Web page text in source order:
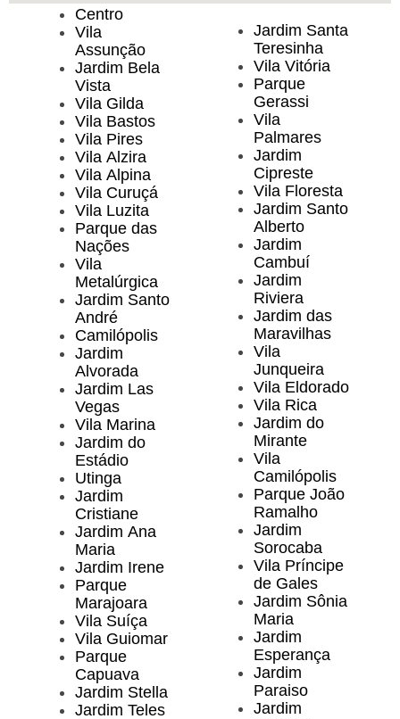
Centro
Vila
Assunção
Jardim Bela
Vista
Vila Gilda
Vila Bastos
Vila Pires
Vila Alzira
Vila Alpina
Vila Curuçá
Vila Luzita
Parque das
Nações
Vila
Metalúrgica
Jardim Santo
André
Camilópolis
Jardim
Alvorada
Jardim Las
Vegas
Vila Marina
Jardim do
Estádio
Utinga
Jardim
Cristiane
Jardim Ana
Maria
Jardim Irene
Parque
Marajoara
Vila Suíça
Vila Guiomar
Parque
Capuava
Jardim Stella
Jardim Teles
Jardim Santa
Teresinha
Vila Vitória
Parque
Gerassi
Vila
Palmares
Jardim
Cipreste
Vila Floresta
Jardim Santo
Alberto
Jardim
Cambuí
Jardim
Riviera
Jardim das
Maravilhas
Vila
Junqueira
Vila Eldorado
Vila Rica
Jardim do
Mirante
Vila
Camilópolis
Parque João
Ramalho
Jardim
Sorocaba
Vila Príncipe
de Gales
Jardim Sônia
Maria
Jardim
Esperança
Jardim
Paraiso
Jardim